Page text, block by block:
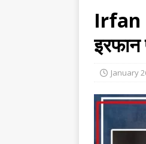
Irfan
इरफान
January